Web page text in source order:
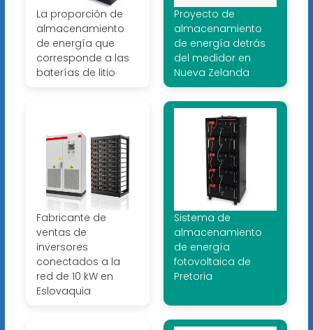
La proporción de
almacenamiento
de energía que
corresponde a las
baterías de litio
Proyecto de
almacenamiento
de energía detrás
del medidor en
Nueva Zelanda
Fabricante de
ventas de
inversores
conectados a la
red de 10 kW en
Eslovaquia
Sistema de
almacenamiento
de energía
fotovoltaica de
Pretoria